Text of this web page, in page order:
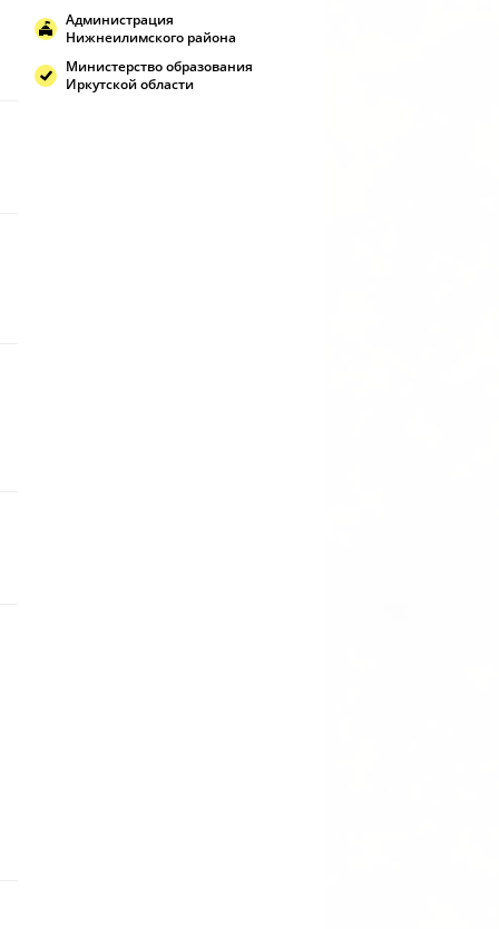
Администрация
Нижнеилимского района
Министерство образования
Иркутской области